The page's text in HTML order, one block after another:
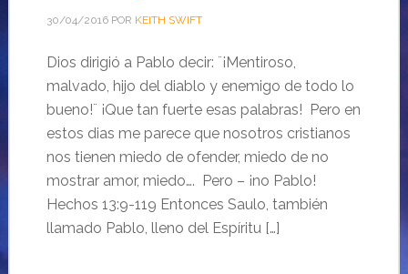
30/04/2016POR KEITH SWIFT
Dios dirigió a Pablo decir: ¨¡Mentiroso,
malvado, hijo del diablo y enemigo de todo lo
bueno!¨ ¡Que tan fuerte esas palabras! Pero en
estos dias me parece que nosotros cristianos
nos tienen miedo de ofender, miedo de no
mostrar amor, miedo…. Pero – ¡no Pablo!
Hechos 13:9-119 Entonces Saulo, también
llamado Pablo, lleno del Espíritu […]